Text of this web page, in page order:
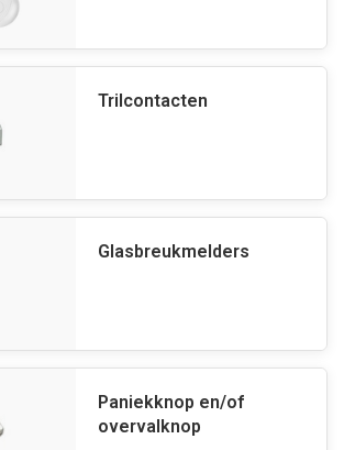
Trilcontacten
Glasbreukmelders
Paniekknop en/of
overvalknop